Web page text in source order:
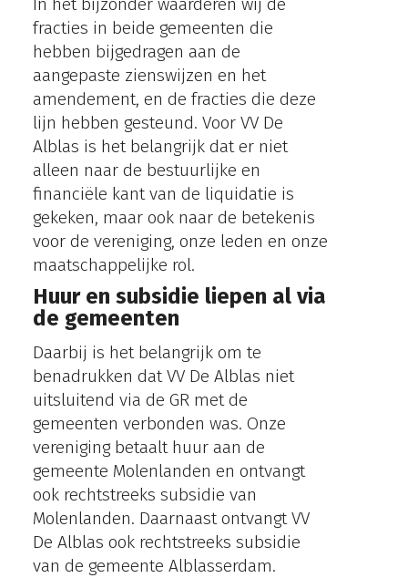
In het bijzonder waarderen wij de
fracties in beide gemeenten die
hebben bijgedragen aan de
aangepaste zienswijzen en het
amendement, en de fracties die deze
lijn hebben gesteund. Voor VV De
Alblas is het belangrijk dat er niet
alleen naar de bestuurlijke en
financiële kant van de liquidatie is
gekeken, maar ook naar de betekenis
voor de vereniging, onze leden en onze
maatschappelijke rol.
Huur en subsidie liepen al via
de gemeenten
Daarbij is het belangrijk om te
benadrukken dat VV De Alblas niet
uitsluitend via de GR met de
gemeenten verbonden was. Onze
vereniging betaalt huur aan de
gemeente Molenlanden en ontvangt
ook rechtstreeks subsidie van
Molenlanden. Daarnaast ontvangt VV
De Alblas ook rechtstreeks subsidie
van de gemeente Alblasserdam.